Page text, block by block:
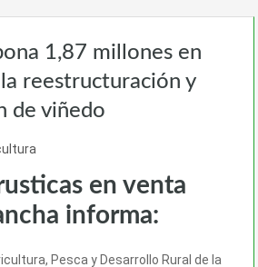
1,87 millones en
reestructuración y
de viñedo
en venta
informa:
Pesca y Desarrollo Rural de la